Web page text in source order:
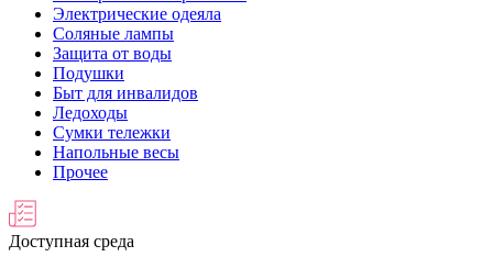
Электрические одеяла
Соляные лампы
Защита от воды
Подушки
Быт для инвалидов
Ледоходы
Сумки тележки
Напольные весы
Прочее
Доступная среда